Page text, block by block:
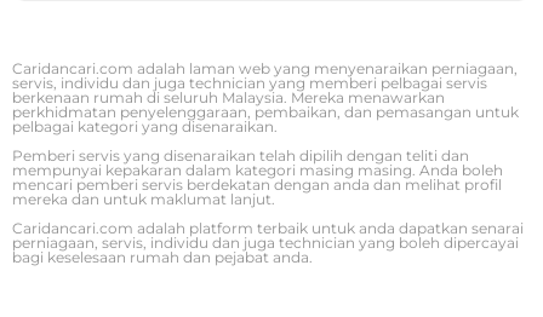
Caridancari.com adalah laman web yang menyenaraikan perniagaan,
servis, individu dan juga technician yang memberi pelbagai servis
berkenaan rumah di seluruh Malaysia. Mereka menawarkan
perkhidmatan penyelenggaraan, pembaikan, dan pemasangan untuk
pelbagai kategori yang disenaraikan.
Pemberi servis yang disenaraikan telah dipilih dengan teliti dan
mempunyai kepakaran dalam kategori masing masing. Anda boleh
mencari pemberi servis berdekatan dengan anda dan melihat profil
mereka dan untuk maklumat lanjut.
Caridancari.com adalah platform terbaik untuk anda dapatkan senarai
perniagaan, servis, individu dan juga technician yang boleh dipercayai
bagi keselesaan rumah dan pejabat anda.